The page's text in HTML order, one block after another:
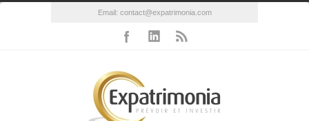
Email: contact@expatrimonia.com